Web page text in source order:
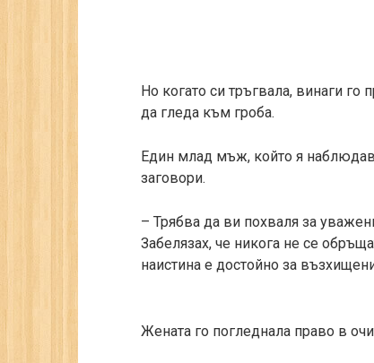
Но когато си тръгвала, винаги
да гледа към гроба.
Един млад мъж, който я
заговори.
– Трябва да ви похваля за
Забелязах, че никога не се
наистина е достойно за
Жената го погледнала право в